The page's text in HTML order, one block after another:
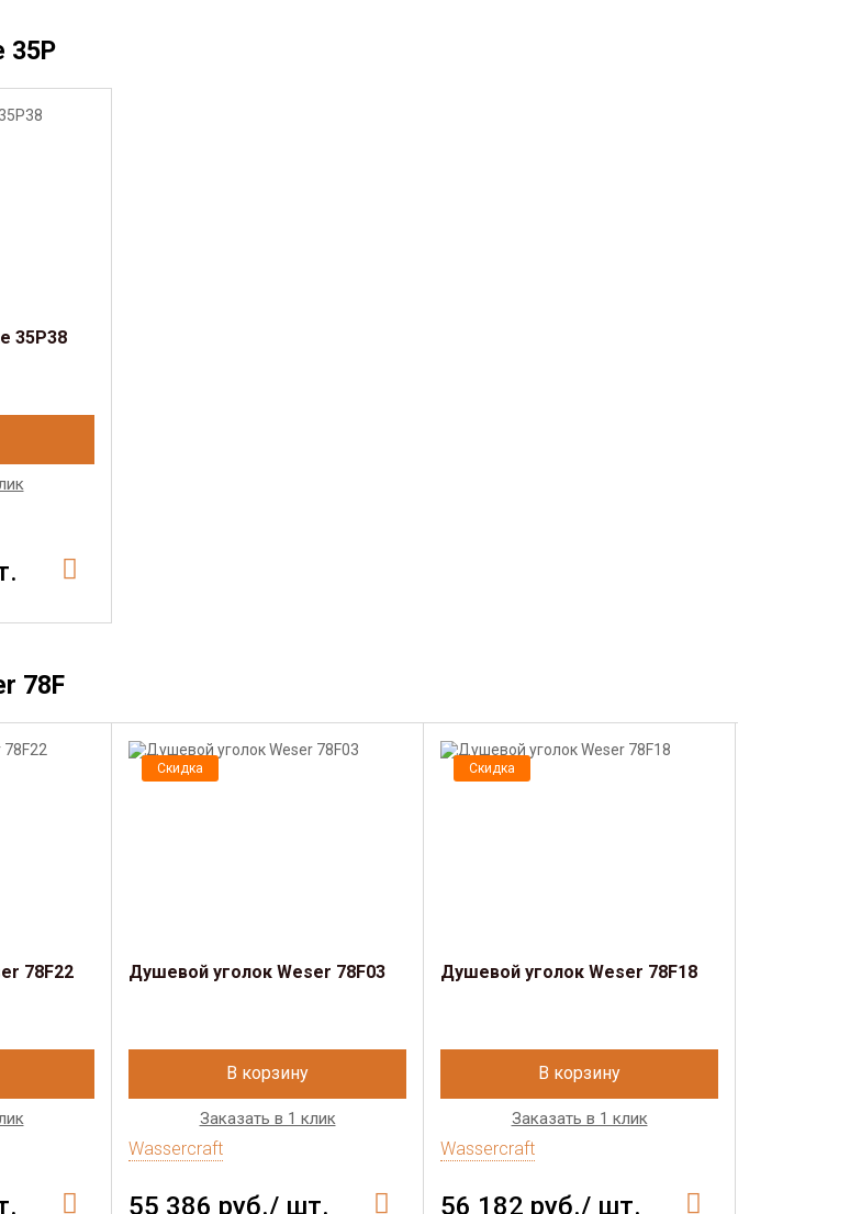
35P
35P38
78F
78F22
Скидка
Душевой уголок Weser 78F03
В корзину
Заказать в 1 клик
Wassercraft
55 386 руб./ шт.
Скидка
Душевой уголок Weser 78F18
В корзину
Заказать в 1 клик
Wassercraft
56 182 руб./ шт.